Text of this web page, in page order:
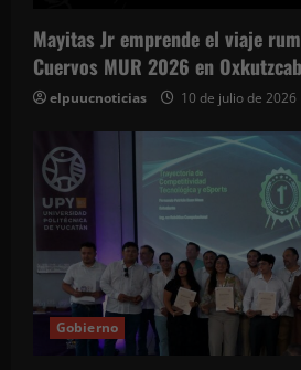
Mayitas Jr emprende el viaje
Cuervos MUR 2026 en Oxkutzcab
elpuucnoticias 10 de julio de 2026
Gobierno